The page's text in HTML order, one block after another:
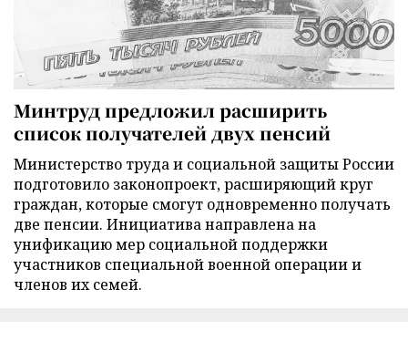
Минтруд предложил расширить
список получателей двух пенсий
Министерство труда и социальной защиты России
подготовило законопроект, расширяющий круг
граждан, которые смогут одновременно получать
две пенсии. Инициатива направлена на
унификацию мер социальной поддержки
участников специальной военной операции и
членов их семей.